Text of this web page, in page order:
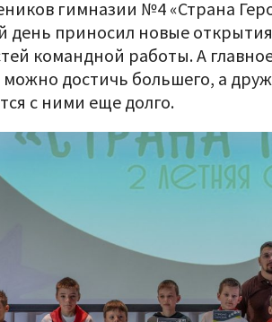
гимназии №4 «Страна
день приносил новые
командной работы. А
можно достичь большего, а
с ними еще долго.